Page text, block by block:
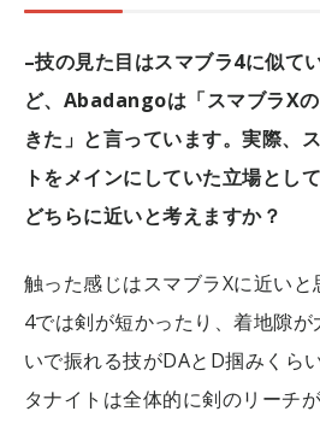
–技の見た目はスマブラ4に似て
ど、Abadangoは「スマブラX
きた」と言っています。実際、
トをメインにしていた立場とし
どちらに近いと考えますか？
触った感じはスマブラXに近い
4では剣が短かったり、着地隙
いで振れる技がDAとD掴みくら
タナイトは全体的に剣のリーチ